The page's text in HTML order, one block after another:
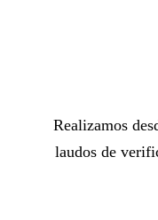
Realizamos
laudos de